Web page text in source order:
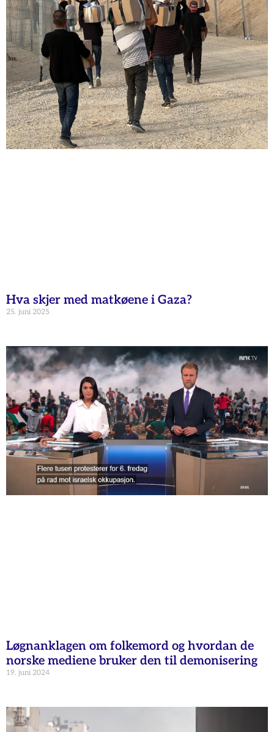
Hva skjer med matkøene i Gaza?
25. juni 2025
Løgnanklagen om folkemord og hvordan de
norske mediene bruker den til demonisering
19. juni 2024